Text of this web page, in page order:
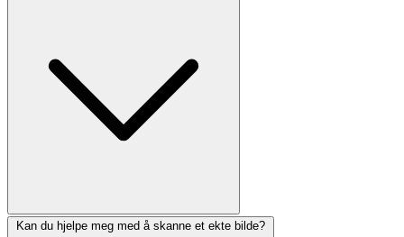
Kan du hjelpe meg med å skanne et ekte bilde?